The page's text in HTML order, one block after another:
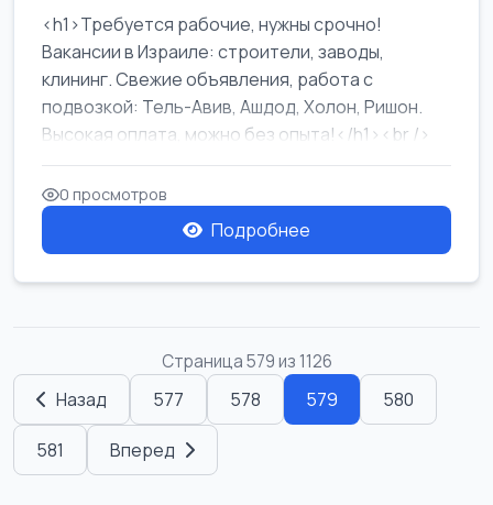
<h1>Требуется рабочие, нужны срочно!
Вакансии в Израиле: строители, заводы,
клининг. Свежие объявления, работа с
подвозкой: Тель-Авив, Ашдод, Холон, Ришон.
Высокая оплата, можно без опыта!</h1><br />
...
0 просмотров
Подробнее
Страница 579 из 1126
Назад 577 578 579 580
581 Вперед